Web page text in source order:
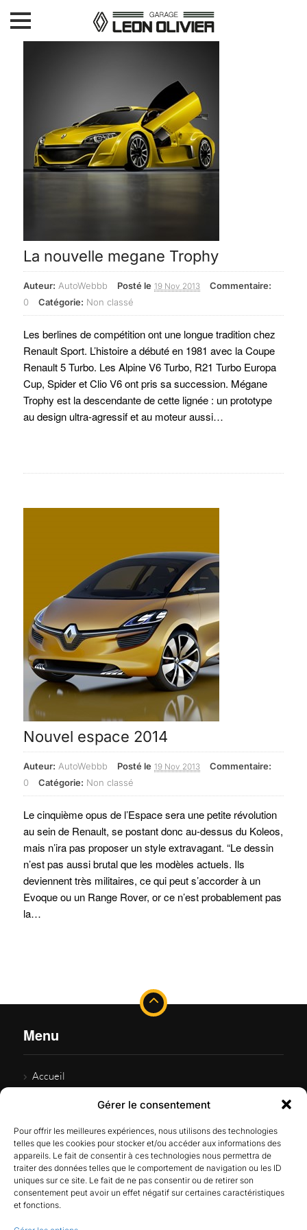
Gérer le consentement
Pour offrir les meilleures expériences, nous utilisons des technologies
telles que les cookies pour stocker et/ou accéder aux informations des
appareils. Le fait de consentir à ces technologies nous permettra de
traiter des données telles que le comportement de navigation ou les ID
uniques sur ce site. Le fait de ne pas consentir ou de retirer son
consentement peut avoir un effet négatif sur certaines caractéristiques
et fonctions.
Accueil
Vehicules neufs
Atelier Mecanique
Contact
La nouvelle megane Trophy
Auteur: AutoWebbb Posté le 19 Nov 2013
Commentaire:
0
Catégorie: Non classé
Les berlines de compétition ont une longue tradition chez
Renault Sport. L’histoire a débuté en 1981 avec la Coupe
Renault 5 Turbo. Les Alpine V6 Turbo, R21 Turbo Europa
Cup, Spider et Clio V6 ont pris sa succession. Mégane
Trophy est la descendante de cette lignée : un prototype
au design ultra-agressif et au moteur aussi…
Nouvel espace 2014
Auteur: AutoWebbb Posté le 19 Nov 2013
Commentaire:
0
Catégorie: Non classé
Le cinquième opus de l’Espace sera une petite révolution
au sein de Renault, se postant donc au-dessus du Koleos,
mais n’ira pas proposer un style extravagant. “Le dessin
n’est pas aussi brutal que les modèles actuels. Ils
deviennent très militaires, ce qui peut s’accorder à un
Evoque ou un Range Rover, or ce n’est probablement pas
la…
Menu
Accueil
Vehicules neufs
Atelier Carrosserie
Atelier Mecanique
Contact